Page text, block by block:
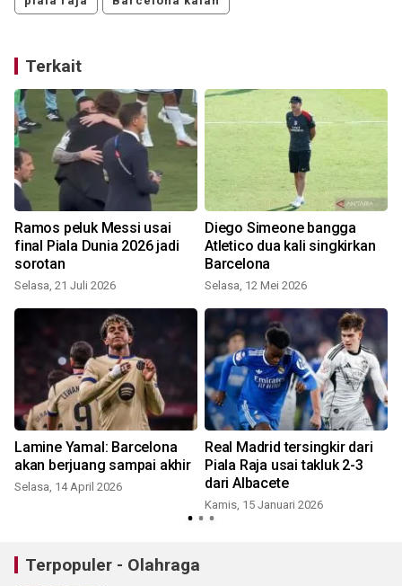
Terkait
Ramos peluk Messi usai
final Piala Dunia 2026 jadi
sorotan
Selasa, 21 Juli 2026
Diego Simeone bangga
Atletico dua kali singkirkan
Barcelona
Selasa, 12 Mei 2026
Lamine Yamal: Barcelona
akan berjuang sampai akhir
Selasa, 14 April 2026
Real Madrid tersingkir dari
Piala Raja usai takluk 2-3
dari Albacete
Kamis, 15 Januari 2026
Terpopuler - Olahraga